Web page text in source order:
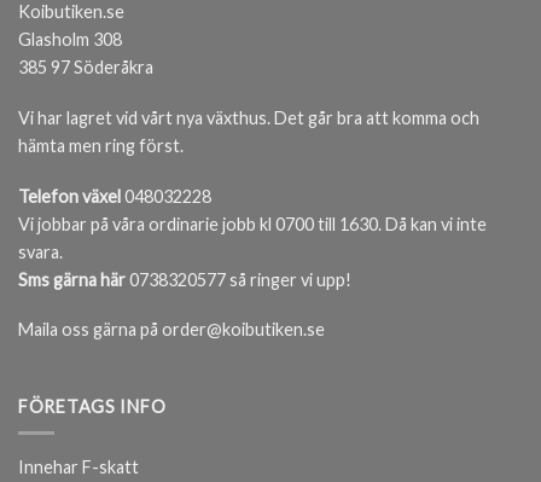
Koibutiken.se
Glasholm 308
385 97 Söderåkra
Vi har lagret vid vårt nya växthus. Det går bra att komma och
hämta men ring först.
Telefon växel048032228
Vi jobbar på våra ordinarie jobb kl 0700 till 1630. Då kan vi inte
svara.
Sms gärna här0738320577 så ringer vi upp!
Maila oss gärna på order@koibutiken.se
FÖRETAGS INFO
Innehar F-skatt